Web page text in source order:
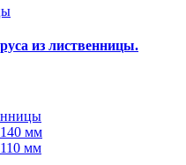
из лиственницы.